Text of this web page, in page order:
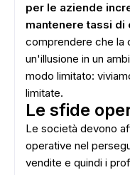
per le aziende
mantenere tassi di
comprendere che la
un'illusione in un
modo limitato:
limitate.
Le sfide
Le società devono
operative nel
vendite e quindi i